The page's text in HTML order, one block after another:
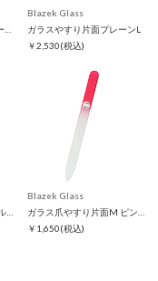
Blazek Glass
ガラスやすり片面プレーンL
￥2,530(税込)
Blazek Glass
￥1,650(税込)